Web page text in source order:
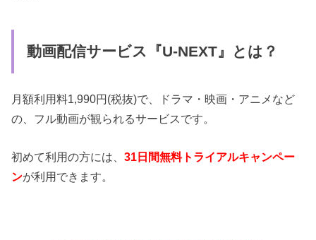
動画配信サービス『U-NEXT』とは？
月額利用料1,990円(税抜)で、ドラマ・映画・アニメなど
の、フル動画が観られるサービスです。
初めて利用の方には、31日間無料トライアルキャンペー
ンが利用できます。